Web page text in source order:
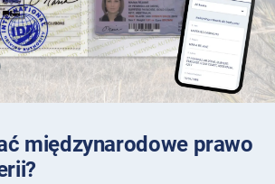
międzynarodowe prawo